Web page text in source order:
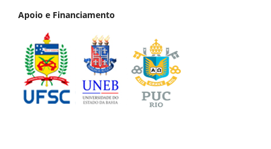
Apoio e Financiamento